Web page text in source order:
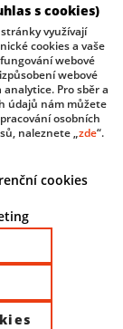
402
Republic
s.r.o. |
reserved |
s cookies)
využívají
cookies a vaše
webové
webové
Pro sběr a
údajů nám můžete
osobních
naleznete „zde“.
cookies